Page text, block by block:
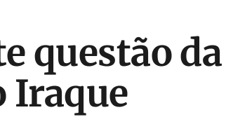
questão da
Iraque